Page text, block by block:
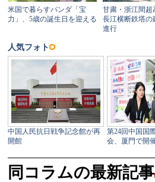
同コラムの最新記事